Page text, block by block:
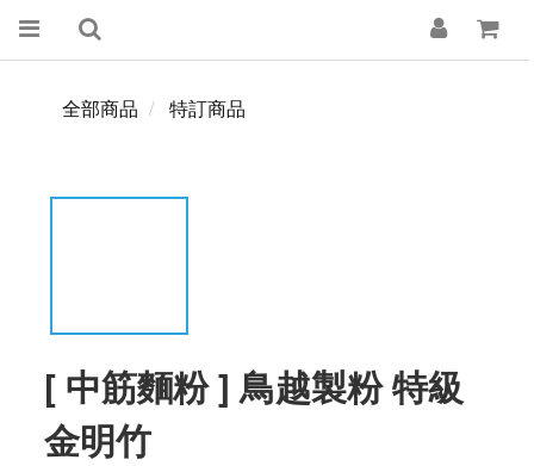
全部商品 特訂商品
[ 中筋麵粉 ] 鳥越製粉 特級
金明竹